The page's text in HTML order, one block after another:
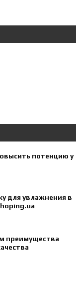
потенцию у
для увлажнения в
преимущества